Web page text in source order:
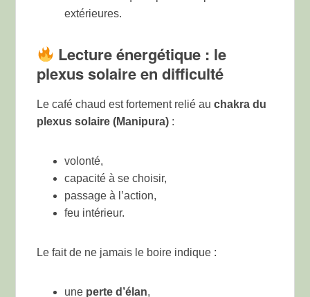
extérieures.
Lecture énergétique : le
plexus solaire en difficulté
Le café chaud est fortement relié auchakra du
plexus solaire (Manipura) :
volonté,
capacité à se choisir,
passage à l’action,
feu intérieur.
Le fait de ne jamais le boire indique :
une perte d’élan,